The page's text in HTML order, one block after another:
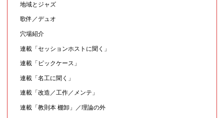
地域とジャズ
歌伴／デュオ
穴場紹介
連載「セッションホストに聞く」
連載「ピックケース」
連載「名工に聞く」
連載「改造／工作／メンテ」
連載「教則本 棚卸」／理論の外